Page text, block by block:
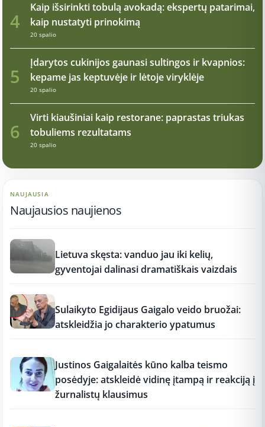
4
Kaip išsirinkti tobulą avokadą: ekspertų patarimai,
kaip nustatyti prinokimą
20 spalio
5
Įdarytos cukinijos gaunasi sultingos ir kvapnios:
kepame jas keptuvėje ir lėtoje viryklėje
20 spalio
6
Virti kiaušiniai kaip restorane: paprastas triukas
tobuliems rezultatams
20 spalio
NAUJAUSIA
Naujausios naujienos
Lietuva skęsta: vanduo jau iki kelių,
gyventojai dalinasi dramatiškais vaizdais
Sulaikyto Egidijaus Gaigalo veido bruožai:
atskleidžia jo charakterio ypatumus
Justinos Gaigalaitės kūno kalba teismo
posėdyje: atskleidė vidinę įtampą ir reakciją į
žurnalistų klausimus